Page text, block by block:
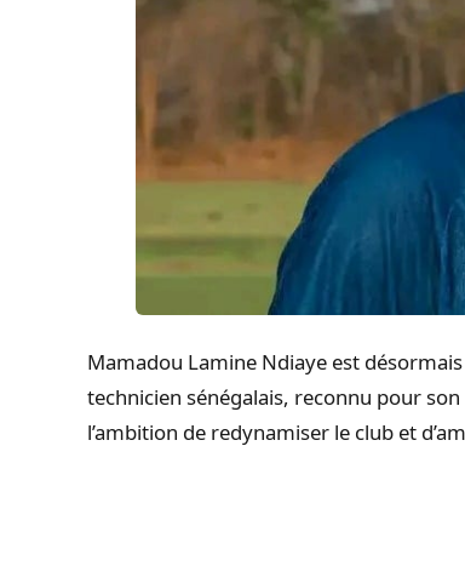
Mamadou Lamine Ndiaye est
technicien sénégalais, reconnu pour
l’ambition de redynamiser le club et